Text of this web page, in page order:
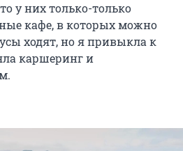
у них только-только
кафе, в которых можно
ходят, но я привыкла к
каршеринг и